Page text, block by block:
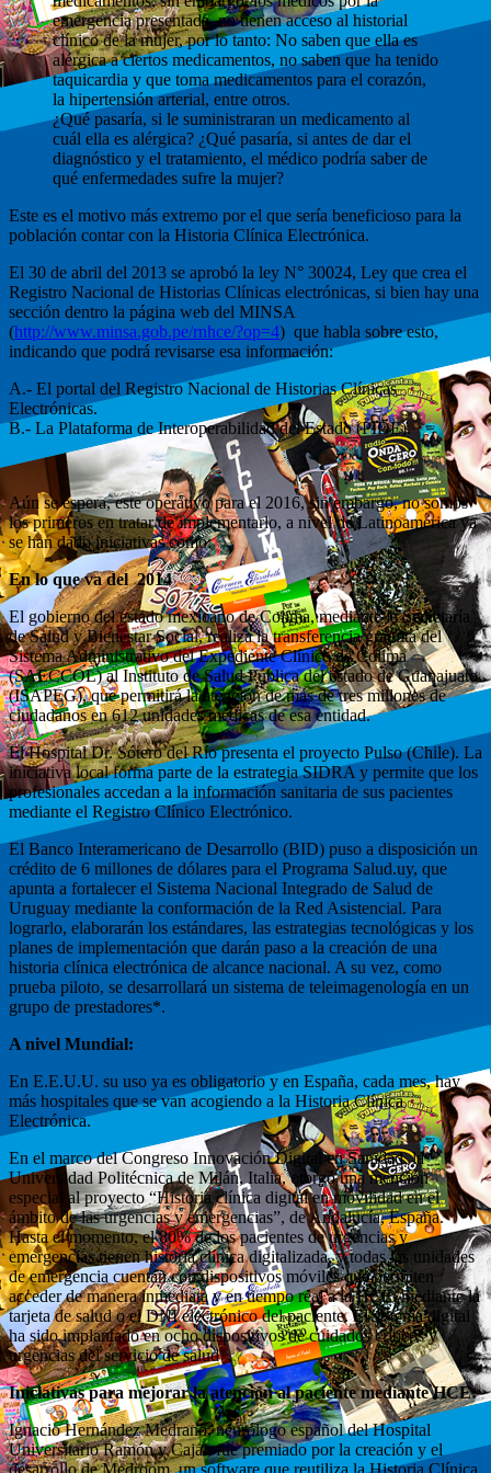
emergencia presentada, no tienen acceso al historial
clínico de la mujer, por lo tanto: No saben que ella es
alérgica a ciertos medicamentos, no saben que ha tenido
taquicardia y que toma medicamentos para el corazón,
la hipertensión arterial, entre otros.
¿Qué pasaría, si le suministraran un medicamento al
cuál ella es alérgica? ¿Qué pasaría, si antes de dar el
diagnóstico y el tratamiento, el médico podría saber de
qué enfermedades sufre la mujer?
Este es el motivo más extremo por el que sería beneficioso para la
población contar con la Historia Clínica Electrónica.
El 30 de abril del 2013 se aprobó la ley N° 30024, Ley que crea el
Registro Nacional de Historias Clínicas electrónicas, si bien hay una
sección dentro la página web del MINSA
(http://www.minsa.gob.pe/rnhce/?op=4) que habla sobre esto,
indicando que podrá revisarse esa información:
A.- El portal del Registro Nacional de Historias Clínicas
Electrónicas.
B.- La Plataforma de Interoperabilidad del Estado (PIDE).
Aún se espera, este operativo para el 2016, sin embargo, no somos
los primeros en tratar de implementarlo, a nivel de Latinoamérica ya
se han dado iniciativas como:
En lo que va del 2014
El gobierno del estado mexicano de Colima, mediante la Secretaría
de Salud y Bienestar Social, realiza la transferencia gratuita del
Sistema Administrativo del Expediente Clínico de Colima
(SAECCOL) al Instituto de Salud Pública del estado de Guanajuato
(ISAPEG), que permitirá la atención de más de tres millones de
ciudadanos en 612 unidades médicas de esa entidad.
El Hospital Dr. Sótero del Río presenta el proyecto Pulso (Chile). La
iniciativa local forma parte de la estrategia SIDRA y permite que los
profesionales accedan a la información sanitaria de sus pacientes
mediante el Registro Clínico Electrónico.
El Banco Interamericano de Desarrollo (BID) puso a disposición un
crédito de 6 millones de dólares para el Programa Salud.uy, que
apunta a fortalecer el Sistema Nacional Integrado de Salud de
Uruguay mediante la conformación de la Red Asistencial. Para
lograrlo, elaborarán los estándares, las estrategias tecnológicas y los
planes de implementación que darán paso a la creación de una
historia clínica electrónica de alcance nacional. A su vez, como
prueba piloto, se desarrollará un sistema de teleimagenología en un
grupo de prestadores*.
A nivel Mundial:
En E.E.U.U. su uso ya es obligatorio y en España, cada mes, hay
más hospitales que se van acogiendo a la Historia Clínica
Electrónica.
En el marco del Congreso Innovación Digital en Sanidad, la
Universidad Politécnica de Milán, Italia, otorgó una mención
especial al proyecto “Historia clínica digital en movilidad en el
ámbito de las urgencias y emergencias”, de Andalucía, España.
Hasta el momento, el 80% de los pacientes de urgencias y
emergencias tienen historia clínica digitalizada, y todas las unidades
de emergencia cuentan con dispositivos móviles que permiten
acceder de manera inmediata y en tiempo real a la HCE, mediante la
tarjeta de salud o el DNI electrónico del paciente. El sistema digital
ha sido implantado en ocho dispositivos de cuidados críticos y
urgencias del servicio de salud*.
Iniciativas para mejorar la atención al paciente mediante HCE:
Ignacio Hernández Medrano, neurólogo español del Hospital
Universitario Ramón y Cajal, fue premiado por la creación y el
desarrollo de Medroom, un software que reutiliza la Historia Clínica